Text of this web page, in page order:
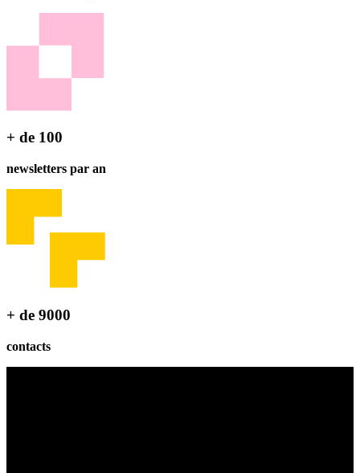
+ de 100
newsletters par an
+ de 9000
contacts